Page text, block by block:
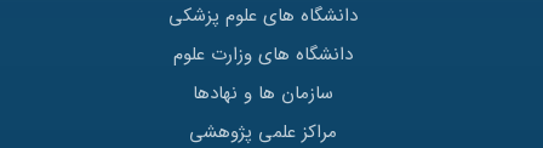
دانشگاه های علوم پزشکی
دانشگاه های وزارت علوم
سازمان ها و نهادها
مراکز علمی پژوهشی